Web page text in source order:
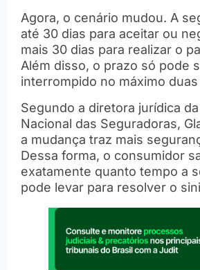
Agora, o cenário mudou. A
até 30 dias para aceitar ou
mais 30 dias para realizar o
Além disso, o prazo só pode
interrompido no máximo
Segundo a diretora jurídica
Nacional das Seguradoras,
a mudança traz mais
Dessa forma, o consumidor
exatamente quanto tempo a
pode levar para resolver o